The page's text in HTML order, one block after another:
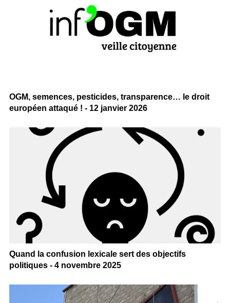
OGM, semences, pesticides, transparence… le droit
européen attaqué ! - 12 janvier 2026
Quand la confusion lexicale sert des objectifs
politiques - 4 novembre 2025